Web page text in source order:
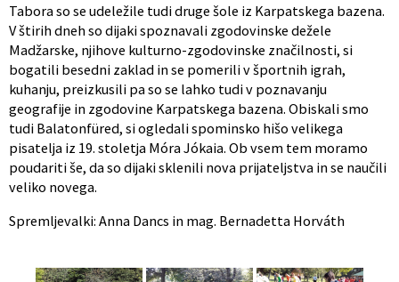
Tabora so se udeležile tudi druge šole iz Karpatskega bazena.
V štirih dneh so dijaki spoznavali zgodovinske dežele
Madžarske, njihove kulturno-zgodovinske značilnosti, si
bogatili besedni zaklad in se pomerili v športnih igrah,
kuhanju, preizkusili pa so se lahko tudi v poznavanju
geografije in zgodovine Karpatskega bazena. Obiskali smo
tudi Balatonfüred, si ogledali spominsko hišo velikega
pisatelja iz 19. stoletja Móra Jókaia. Ob vsem tem moramo
poudariti še, da so dijaki sklenili nova prijateljstva in se naučili
veliko novega.
Spremljevalki: Anna Dancs in mag. Bernadetta Horváth